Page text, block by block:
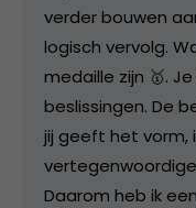
verder bouwen
logisch vervolg.
medaille zijn 🥇.
beslissingen. De
jij geeft het vorm,
Daarom heb ik